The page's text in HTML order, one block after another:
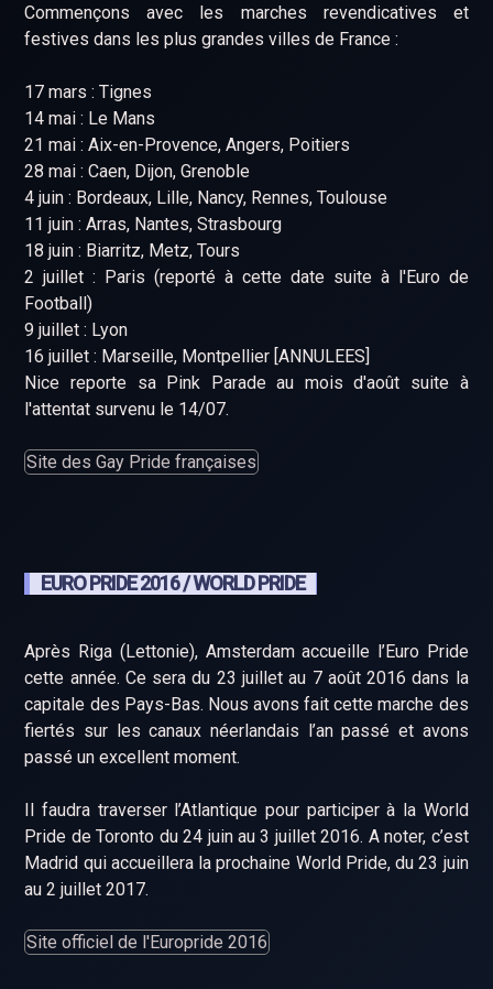
Commençons avec les marches revendicatives et
festives dans les plus grandes villes de France :
17 mars : Tignes
14 mai : Le Mans
21 mai : Aix-en-Provence, Angers, Poitiers
28 mai : Caen, Dijon, Grenoble
4 juin : Bordeaux, Lille, Nancy, Rennes, Toulouse
11 juin : Arras, Nantes, Strasbourg
18 juin : Biarritz, Metz, Tours
2 juillet : Paris (reporté à cette date suite à l'Euro de
Football)
9 juillet : Lyon
16 juillet : Marseille, Montpellier [ANNULEES]
Nice reporte sa Pink Parade au mois d'août suite à
l'attentat survenu le 14/07.
Site des Gay Pride françaises
EURO PRIDE 2016 / WORLD PRIDE
Après Riga (Lettonie), Amsterdam accueille l’Euro Pride
cette année. Ce sera du 23 juillet au 7 août 2016 dans la
capitale des Pays-Bas. Nous avons fait cette marche des
fiertés sur les canaux néerlandais l’an passé et avons
passé un excellent moment.
Il faudra traverser l’Atlantique pour participer à la World
Pride de Toronto du 24 juin au 3 juillet 2016. A noter, c’est
Madrid qui accueillera la prochaine World Pride, du 23 juin
au 2 juillet 2017.
Site officiel de l'Europride 2016